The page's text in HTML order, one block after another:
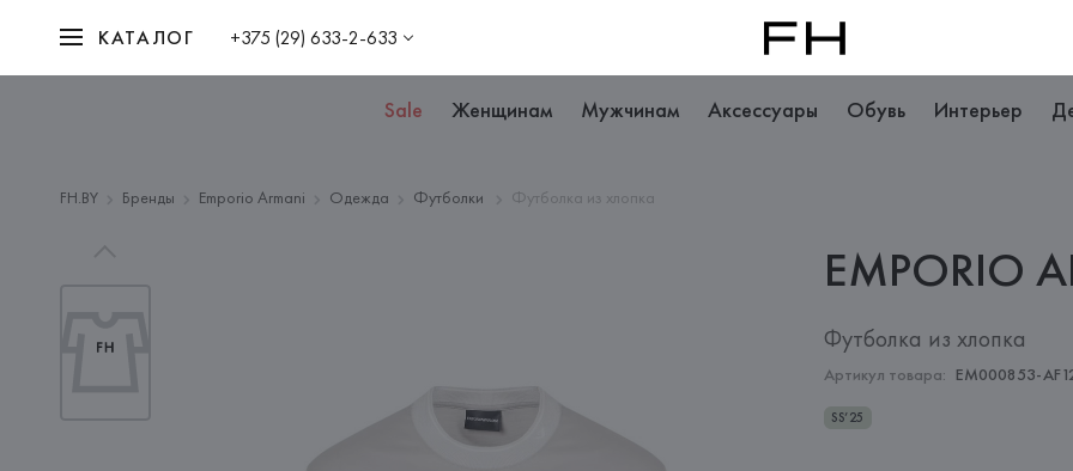
КАТАЛОГ +375 (29) 633-2-633
Sale Женщинам Мужчинам Аксессуары Обувь Интерьер
FH.BY Бренды Emporio Armani Одежда Футболки Футболка из хлопка
EMPORIO
Футболка из хлопка
Артикул товара: EM000853-
SS’25